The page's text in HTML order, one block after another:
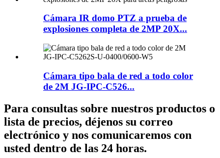
Cámara IR domo PTZ a prueba de
explosiones completa de 2MP 20X...
Cámara tipo bala de red a todo color
de 2M JG-IPC-C526...
Para consultas sobre nuestros productos o
lista de precios, déjenos su correo
electrónico y nos comunicaremos con
usted dentro de las 24 horas.